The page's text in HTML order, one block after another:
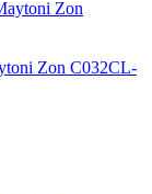
Zon C032CL-